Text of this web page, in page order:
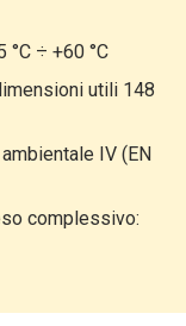
°C ÷ +60 °C
utili 148
IV (EN
complessivo: